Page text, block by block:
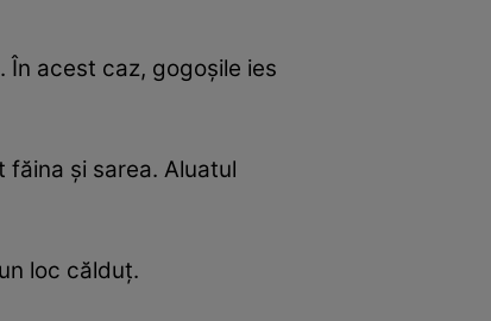
acest caz, gogoșile ies
și sarea. Aluatul
loc călduț.